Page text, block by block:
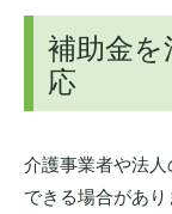
補助金
応
介護事業者や法
できる場合があ